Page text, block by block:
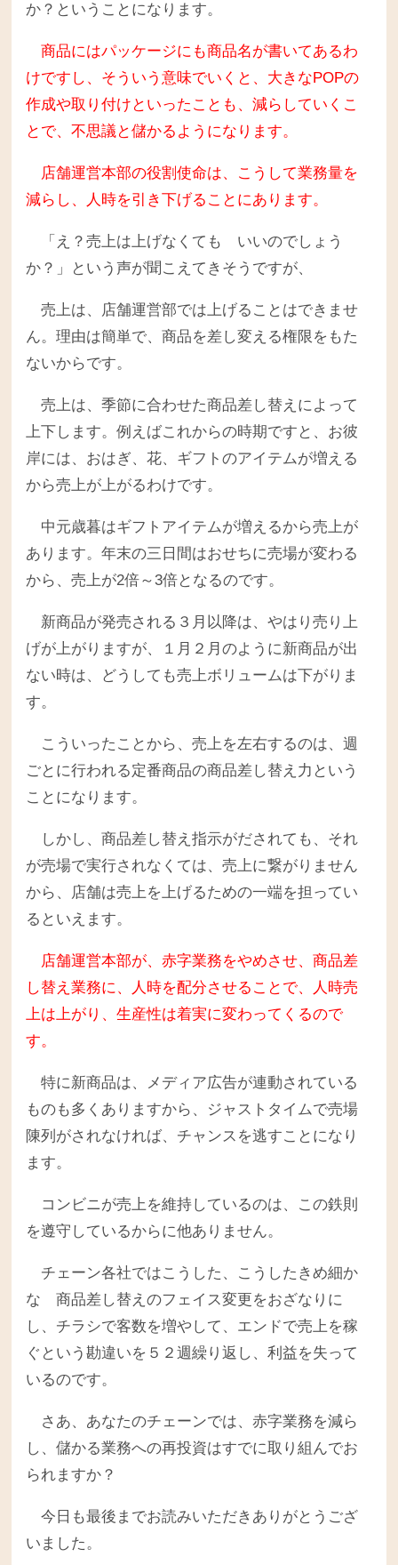
か？ということになります。
商品にはパッケージにも商品名が書いてあるわ
けですし、そういう意味でいくと、大きなPOPの
作成や取り付けといったことも、減らしていくこ
とで、不思議と儲かるようになります。
店舗運営本部の役割使命は、こうして業務量を
減らし、人時を引き下げることにあります。
「え？売上は上げなくても いいのでしょう
か？」という声が聞こえてきそうですが、
売上は、店舗運営部では上げることはできませ
ん。理由は簡単で、商品を差し変える権限をもた
ないからです。
売上は、季節に合わせた商品差し替えによって
上下します。例えばこれからの時期ですと、お彼
岸には、おはぎ、花、ギフトのアイテムが増える
から売上が上がるわけです。
中元歳暮はギフトアイテムが増えるから売上が
あります。年末の三日間はおせちに売場が変わる
から、売上が2倍～3倍となるのです。
新商品が発売される３月以降は、やはり売り上
げが上がりますが、１月２月のように新商品が出
ない時は、どうしても売上ボリュームは下がりま
す。
こういったことから、売上を左右するのは、週
ごとに行われる定番商品の商品差し替え力という
ことになります。
しかし、商品差し替え指示がだされても、それ
が売場で実行されなくては、売上に繋がりません
から、店舗は売上を上げるための一端を担ってい
るといえます。
店舗運営本部が、赤字業務をやめさせ、商品差
し替え業務に、人時を配分させることで、人時売
上は上がり、生産性は着実に変わってくるので
す。
特に新商品は、メディア広告が連動されている
ものも多くありますから、ジャストタイムで売場
陳列がされなければ、チャンスを逃すことになり
ます。
コンビニが売上を維持しているのは、この鉄則
を遵守しているからに他ありません。
チェーン各社ではこうした、こうしたきめ細か
な 商品差し替えのフェイス変更をおざなりに
し、チラシで客数を増やして、エンドで売上を稼
ぐという勘違いを５２週繰り返し、利益を失って
いるのです。
さあ、あなたのチェーンでは、赤字業務を減ら
し、儲かる業務への再投資はすでに取り組んでお
られますか？
今日も最後までお読みいただきありがとうござ
いました。